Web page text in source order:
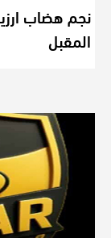
نجم هضاب
المقبل